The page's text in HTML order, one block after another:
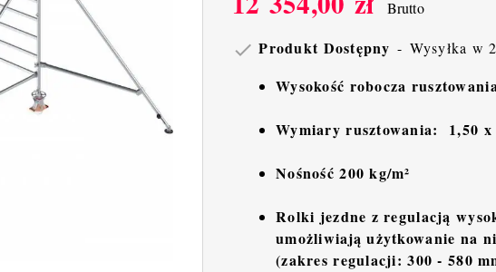
Brutto
 Produkt Dostępny Wysyłka w
Wysokość robocza
Wymiary rusztowania: 1,50
Nośność 200 kg/m²
Rolki jezdne z regulacją
umożliwiają użytkowanie na
(zakres regulacji: 300 - 580